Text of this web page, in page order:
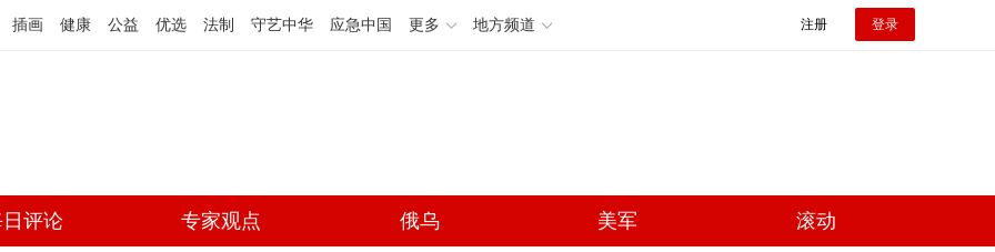
插画 健康 公益 优选 法制 守艺中华 应急中国 更多 地方频道 注册 登录
评论 专家观点 俄乌 美军 滚动